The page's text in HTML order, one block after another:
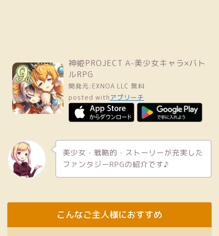
神姫PROJECT A-美少女キャラ×バト
ルRPG
開発元: EXNOA LLC 無料
posted with アプリーチ
美少女・戦略的・ストーリーが充実した
ファンタジーRPGの紹介です♪
こんなご主人様におすすめ